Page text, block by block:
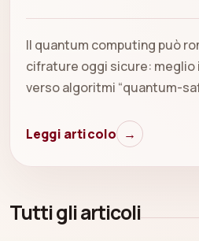
Il quantum computing può
cifrature oggi sicure: meglio
verso algoritmi “quantum-
Leggi articolo →
Tutti gli articoli